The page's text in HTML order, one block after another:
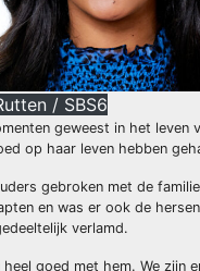
/ SBS6
geweest in het leven
op haar leven hebben
gebroken met de
en was er ook de
verlamd.
goed met hem. We zijn